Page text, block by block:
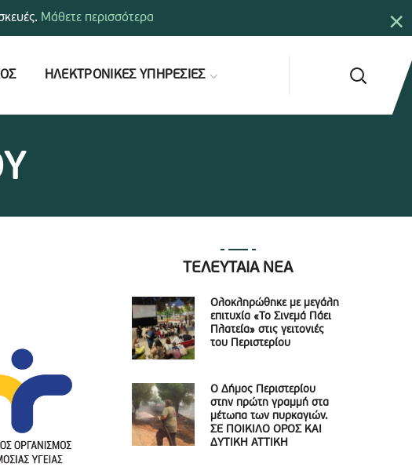
ΗΛΕΚΤΡΟΝΙΚΕΣ ΥΠΗΡΕΣΙΕΣ
ΤΕΛΕΥΤΑΙΑ ΝΕΑ
Ολοκληρώθηκε με μεγάλη
επιτυχία «Το Σινεμά Πάει
Πλατεία» στις γειτονιές
του Περιστερίου
Ο Δήμος Περιστερίου
στην πρώτη γραμμή στα
μέτωπα των πυρκαγιών.
ΣΕ ΠΟΙΚΙΛΟ ΟΡΟΣ ΚΑΙ
ΔΥΤΙΚΗ ΑΤΤΙΚΗ
×
Μάθετε περισσότερα